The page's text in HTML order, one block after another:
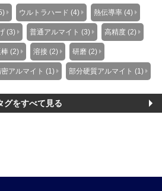
ウルトラハード (4) 熱伝導率 (4)
(3) 普通アルマイト (3) 高精度 (2)
(2) 溶接 (2) 研磨 (2)
密アルマイト (1) 部分硬質アルマイト (1)
グをすべて見る